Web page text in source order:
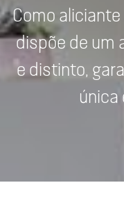
Como
dispõe de um
e distinto,
única